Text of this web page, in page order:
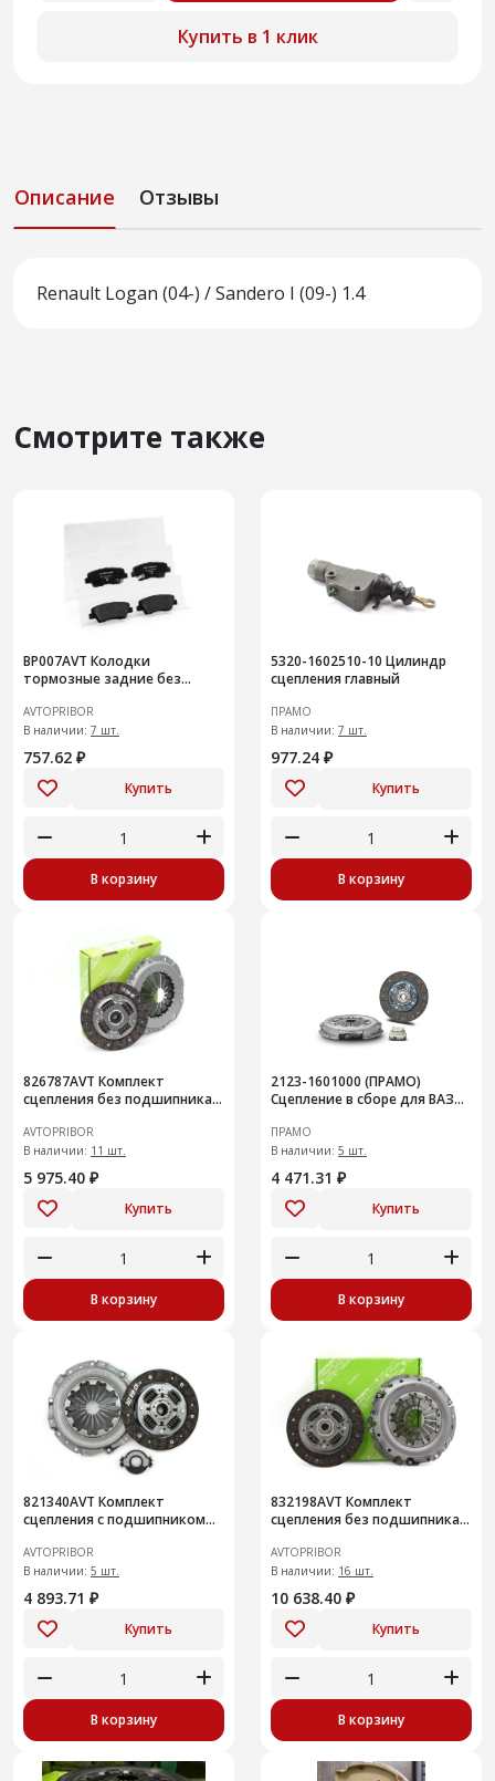
Купить в 1 клик
Описание Отзывы
Renault Logan (04-) / Sandero I (09-) 1.4
Смотрите также
BP007AVT Колодки
тормозные задние без
Rio (10-)
AVTOPRIBOR
В наличии: 7 шт.
757.62 ₽
Купить
В корзину
5320-1602510-10 Цилиндр
сцепления главный
ПРАМО
В наличии: 7 шт.
977.24 ₽
Купить
В корзину
826787AVT Комплект
сцепления без подшипника
AVTOPRIBOR
В наличии: 11 шт.
5 975.40 ₽
Купить
В корзину
2123-1601000 (ПРАМО)
Сцепление в сборе для ВАЗ
ПРАМО
В наличии: 5 шт.
4 471.31 ₽
Купить
В корзину
821340AVT Комплект
сцепления с подшипником
1.1-1.4
AVTOPRIBOR
В наличии: 5 шт.
4 893.71 ₽
Купить
В корзину
832198AVT Комплект
сцепления без подшипника
11189 и МКП ВАЗ 21809
AVTOPRIBOR
В наличии: 16 шт.
10 638.40 ₽
Купить
В корзину